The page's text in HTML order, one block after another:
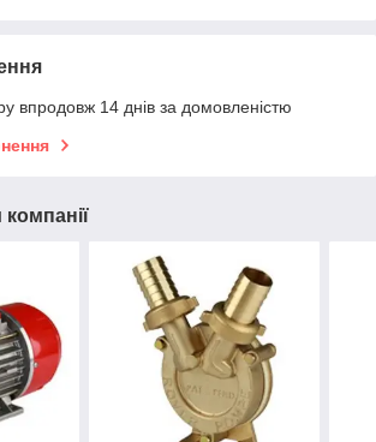
впродовж 14 днів за домовленістю
компанії